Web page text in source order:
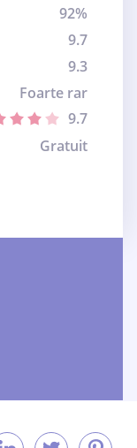
92%
9.7
9.3
Foarte rar
9.7
Gratuit